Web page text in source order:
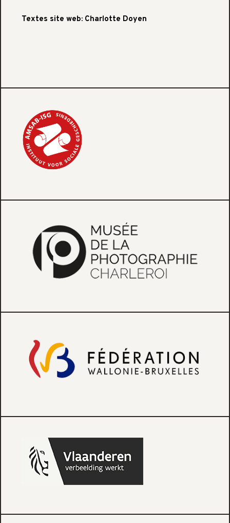
Textes site web: Charlotte Doyen